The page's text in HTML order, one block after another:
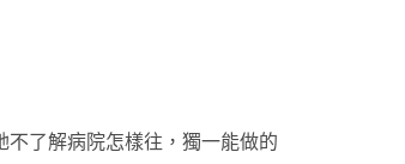
了解病院怎樣往，獨一能做的